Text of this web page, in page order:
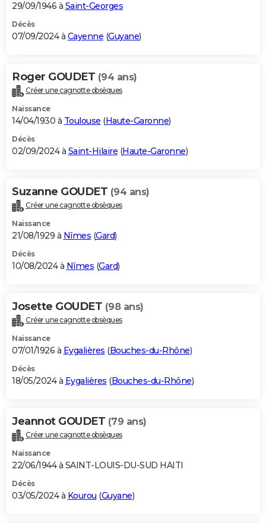
29/09/1946 à Saint-Georges
Décès
07/09/2024 à Cayenne (Guyane)
Roger GOUDET (94 ans)
Créer une cagnotte obsèques
Naissance
14/04/1930 à Toulouse (Haute-Garonne)
Décès
02/09/2024 à Saint-Hilaire (Haute-Garonne)
Suzanne GOUDET (94 ans)
Créer une cagnotte obsèques
Naissance
21/08/1929 à Nîmes (Gard)
Décès
10/08/2024 à Nîmes (Gard)
Josette GOUDET (98 ans)
Créer une cagnotte obsèques
Naissance
07/01/1926 à Eygalières (Bouches-du-Rhône)
Décès
18/05/2024 à Eygalières (Bouches-du-Rhône)
Jeannot GOUDET (79 ans)
Créer une cagnotte obsèques
Naissance
22/06/1944 à SAINT-LOUIS-DU-SUD HAITI
Décès
03/05/2024 à Kourou (Guyane)